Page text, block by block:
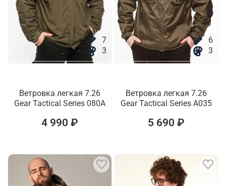
7
3
Ветровка легкая 7.26
Gear Tactical Series 080A
4 990 ₽
6
3
Ветровка легкая 7.26
Gear Tactical Series A035
5 690 ₽